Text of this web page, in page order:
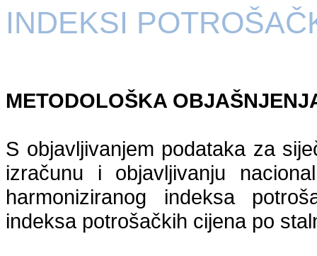
INDEKSI
METODOLOŠKA
S objavljivanjem podataka za
izračunu i objavljivanju
harmoniziranog indeksa
indeksa potrošačkih cijena po